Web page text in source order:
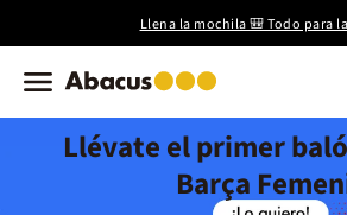
Llena la mochila 🎒 Todo para
Llévate el primer
Barça